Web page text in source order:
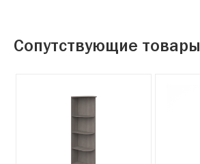
Сопутствующие товары